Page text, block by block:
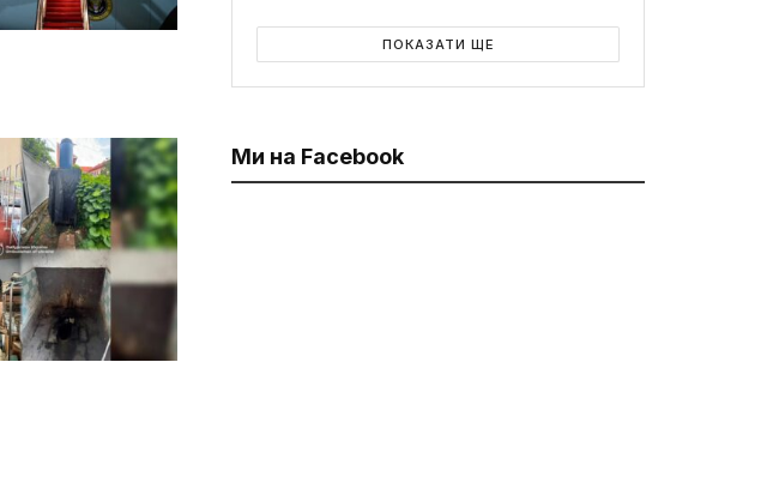
ПОКАЗАТИ ЩЕ
Ми на Facebook